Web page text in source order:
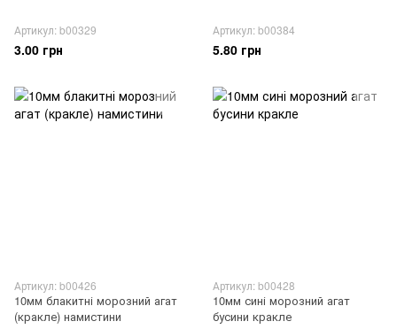
Артикул: b00329
3.00 грн
Артикул: b00384
5.80 грн
Артикул: b00426
10мм блакитні морозний агат
(кракле) намистини
Артикул: b00428
10мм сині морозний агат
бусини кракле